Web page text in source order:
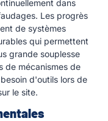
dans
Les progrès
de systèmes
qui permettent
grande souplesse
de mécanismes de
d'outils lors de
le site.